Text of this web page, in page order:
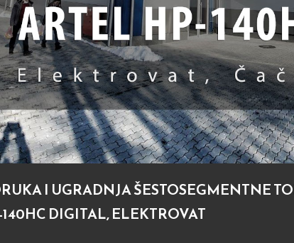
I UGRADNJA ŠESTOSEGMENTNE
DIGITAL, ELEKTROVAT